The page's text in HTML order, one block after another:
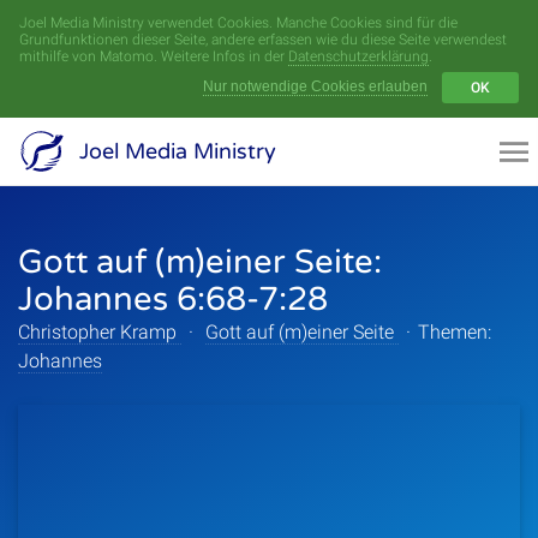
Joel Media Ministry verwendet Cookies. Manche Cookies sind für die
Grundfunktionen dieser Seite, andere erfassen wie du diese Seite verwendest
mithilfe von Matomo. Weitere Infos in der Datenschutzerklärung.
Nur notwendige Cookies erlauben
OK
Joel Media Ministry
Gott auf (m)einer Seite:
Johannes 6:68-7:28
Christopher Kramp · Gott auf (m)einer Seite · Themen:
Johannes
Menü
Videoarchiv
Serien